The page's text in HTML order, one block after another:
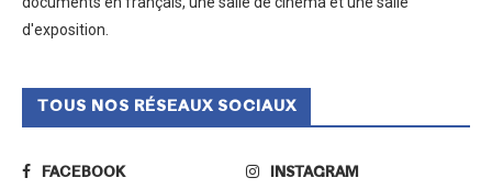
d'exposition.
TOUS NOS RÉSEAUX SOCIAUX
FACEBOOK INSTAGRAM